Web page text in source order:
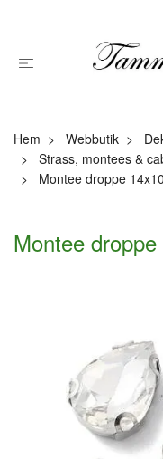
Hem Webbutik
Strass, montees &
Montee droppe
Montee